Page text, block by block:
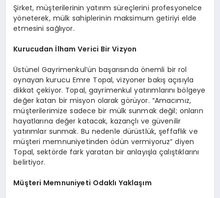
Şirket, müşterilerinin yatırım süreçlerini profesyonelce
yöneterek, mülk sahiplerinin maksimum getiriyi elde
etmesini sağlıyor.
Kurucudan İlham Verici Bir Vizyon
Üstünel Gayrimenkul’ün başarısında önemli bir rol
oynayan kurucu Emre Topal, vizyoner bakış açısıyla
dikkat çekiyor. Topal, gayrimenkul yatırımlarını bölgeye
değer katan bir misyon olarak görüyor. “Amacımız,
müşterilerimize sadece bir mülk sunmak değil; onların
hayatlarına değer katacak, kazançlı ve güvenilir
yatırımlar sunmak. Bu nedenle dürüstlük, şeffaflık ve
müşteri memnuniyetinden ödün vermiyoruz” diyen
Topal, sektörde fark yaratan bir anlayışla çalıştıklarını
belirtiyor.
Müşteri Memnuniyeti Odaklı Yaklaşım